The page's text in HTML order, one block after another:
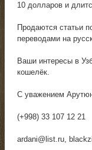
10 долларов и
Продаются статьи
переводами на
Ваши интересы в
кошелёк.
С уважением
(+998) 33 107 12 21
ardani@list.ru,